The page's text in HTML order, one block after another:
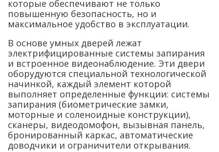
которые обеспечивают не только
повышенную безопасность, но и
максимальное удобство в эксплуатации.
В основе умных дверей лежат
электрифицированные системы запирания
и встроенное видеонаблюдение. Эти двери
оборудуются специальной технологической
начинкой, каждый элемент которой
выполняет определенные функции: системы
запирания (биометрические замки,
моторные и соленоидные конструкции),
сканеры, видеодомофон, вызывная панель,
бронированный каркас, автоматические
доводчики и ограничители открывания.